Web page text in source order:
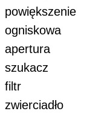
powiększenie
ogniskowa
apertura
szukacz
filtr
zwierciadło